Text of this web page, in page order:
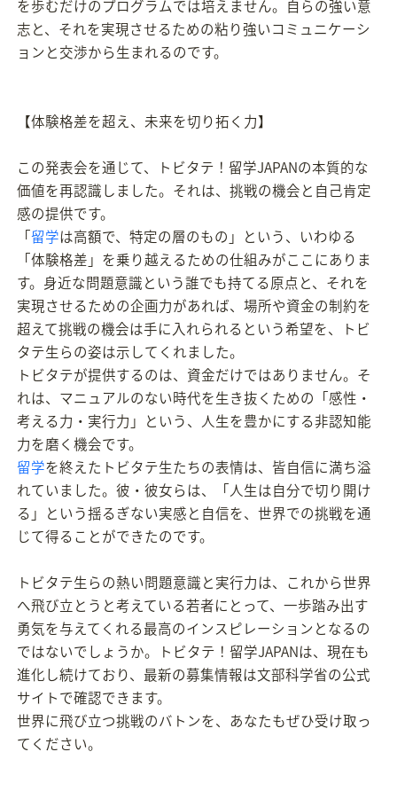
を歩むだけのプログラムでは培えません。自らの強い意
志と、それを実現させるための粘り強いコミュニケーシ
ョンと交渉から生まれるのです。
【体験格差を超え、未来を切り拓く力】
この発表会を通じて、トビタテ！留学JAPANの本質的な
価値を再認識しました。それは、挑戦の機会と自己肯定
感の提供です。
「留学は高額で、特定の層のもの」という、いわゆる
「体験格差」を乗り越えるための仕組みがここにありま
す。身近な問題意識という誰でも持てる原点と、それを
実現させるための企画力があれば、場所や資金の制約を
超えて挑戦の機会は手に入れられるという希望を、トビ
タテ生らの姿は示してくれました。
トビタテが提供するのは、資金だけではありません。そ
れは、マニュアルのない時代を生き抜くための「感性・
考える力・実行力」という、人生を豊かにする非認知能
力を磨く機会です。
留学を終えたトビタテ生たちの表情は、皆自信に満ち溢
れていました。彼・彼女らは、「人生は自分で切り開け
る」という揺るぎない実感と自信を、世界での挑戦を通
じて得ることができたのです。
トビタテ生らの熱い問題意識と実行力は、これから世界
へ飛び立とうと考えている若者にとって、一歩踏み出す
勇気を与えてくれる最高のインスピレーションとなるの
ではないでしょうか。トビタテ！留学JAPANは、現在も
進化し続けており、最新の募集情報は文部科学省の公式
サイトで確認できます。
世界に飛び立つ挑戦のバトンを、あなたもぜひ受け取っ
てください。